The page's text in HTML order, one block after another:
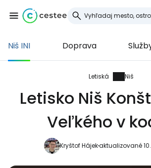
Niš INI Doprava
Letiská Niš
Letisko Niš
Veľkého v
Kryštof Hájekaktualizované
Prihláste sa do
služby Cestee
... celosvetovej komunity